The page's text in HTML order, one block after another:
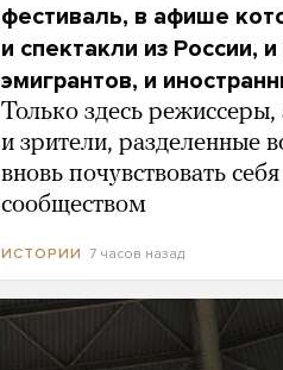
фестиваль, в афише
и спектакли из России,
эмигрантов, и
Только здесь режиссеры,
и зрители, разделенные
вновь почувствовать
сообществом
ИСТОРИИ 7 часов назад